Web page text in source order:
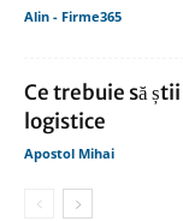
Alin - Firme365
Ce trebuie să
logistice
Apostol Mihai